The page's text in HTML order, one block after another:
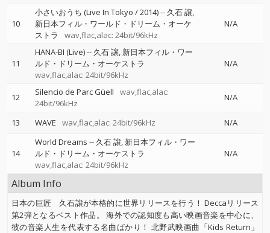
10
小さいおうち (Live In Tokyo / 2014)-- 久石 譲
新日本フィル・ワールド・ドリーム・オーケ
ストラ
wav,flac,alac: 24bit/96kHz
N/A
11
HANA-BI (Live)-- 久石 譲 新日本フィル・ワー
ルド・ドリーム・オーケストラ
wav,flac,alac: 24bit/96kHz
N/A
12 Silencio de Parc Güell
wav,flac,alac:
24bit/96kHz
N/A
13 WAVE wav,flac,alac: 24bit/96kHz N/A
14
World Dreams -- 久石 譲 新日本フィル・ワー
ルド・ドリーム・オーケストラ
wav,flac,alac: 24bit/96kHz
N/A
Album Info
日本の巨匠 久石譲が本格的に世界リリースを行う！ Deccaリリース
第2弾となるベスト作品。 海外での認知度も高い映画音楽を中心に、
彼の音楽人生を代表する名曲ばかり！ 北野武映画曲「Kids Return」